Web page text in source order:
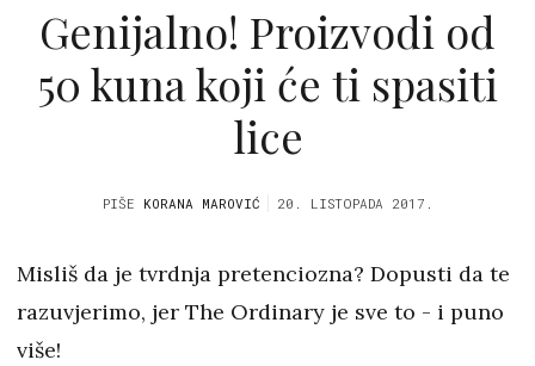
Genijalno! Proizvodi od
50 kuna koji će ti spasiti
lice
PIŠE KORANA MAROVIĆ 20. LISTOPADA 2017.
Misliš da je tvrdnja pretenciozna? Dopusti da te
razuvjerimo, jer The Ordinary je sve to - i puno
više!